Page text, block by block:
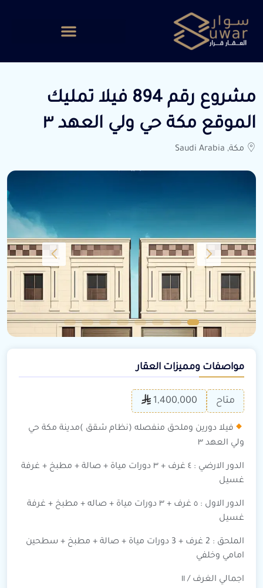
مشروع رقم 894 فيلا تمليك
الموقع مكة حي ولي العهد ٣
مكة, Saudi Arabia
مواصفات ومميزات العقار
متاح 1,400,000
فيلا دورين وملحق منفصله (نظام شقق )مدينة مكة حي
ولي العهد ٣
الدور الارضي : ٤ غرف + ٣ دورات مياة + صالة + مطبخ + غرفة
غسيل
الدور الاول : ٥ غرف + ٣ دورات مياة + صاله + مطبخ + غرفة
غسيل
الملحق : 2 غرف + 3 دورات مياة + صالة + مطبخ + سطحين
امامي وخلفي
اجمالي الغرف / ١١